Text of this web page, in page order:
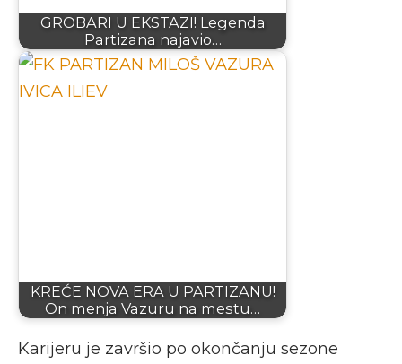
GROBARI U EKSTAZI! Legenda
Partizana najavio…
KREĆE NOVA ERA U PARTIZANU!
On menja Vazuru na mestu…
Karijeru je završio po okončanju sezone